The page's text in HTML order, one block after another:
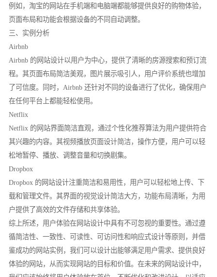
例如，淘宝的网站在手机端和电脑端都能够提供良好的购物体验，
页面布局和功能会根据设备的不同自动调整。
三、实例分析
Airbnb
Airbnb 的网站设计以用户为中心，提供了清晰的房源搜索和预订流
程。其页面布局简洁美观，图片展示吸引人，用户评价系统也增加
了可信度。同时，Airbnb 还针对不同的设备进行了优化，确保用户
在任何平台上都能轻松使用。
Netflix
Netflix 的网站界面简洁直观，通过个性化推荐算法为用户提供符合
其兴趣的内容。其视频播放页面设计简洁，操作方便，用户可以轻
松地暂停、播放、调整音量和切换剧集。
Dropbox
Dropbox 的网站设计注重简洁和易用性，用户可以轻松地上传、下
载和管理文件。其界面的视觉设计简洁大方，功能布局清晰，为用
户提供了高效的文件存储和共享体验。
综上所述，用户体验在网站设计中具有不可忽视的重要性。通过遵
循简洁性、一致性、可读性、可访问性和响应式设计等原则，并借
鉴成功的网站实例，我们可以设计出能够满足用户需求、提供良好
体验的网站，从而实现网站的目标和价值。在未来的网站设计中，